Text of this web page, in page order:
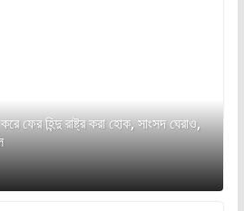
ফের হিন্দু রাষ্ট্র করা হোক, সাংসদ ঘেরাও,